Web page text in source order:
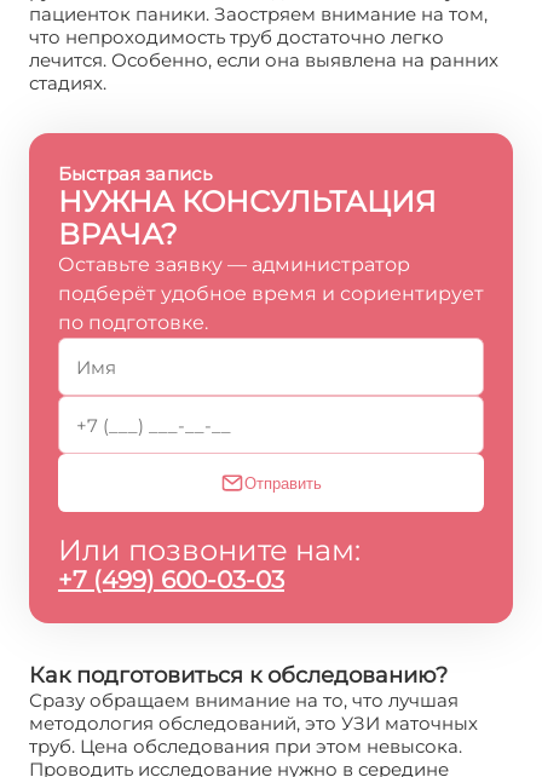
пациенток паники. Заостряем внимание на том,
что непроходимость труб достаточно легко
лечится. Особенно, если она выявлена на ранних
стадиях.
Быстрая запись
НУЖНА КОНСУЛЬТАЦИЯ
ВРАЧА?
Оставьте заявку — администратор
подберёт удобное время и сориентирует
по подготовке.
Отправить
Или позвоните нам:
+7 (499) 600-03-03
Как подготовиться к обследованию?
Сразу обращаем внимание на то, что лучшая
методология обследований, это УЗИ маточных
труб. Цена обследования при этом невысока.
Проводить исследование нужно в середине